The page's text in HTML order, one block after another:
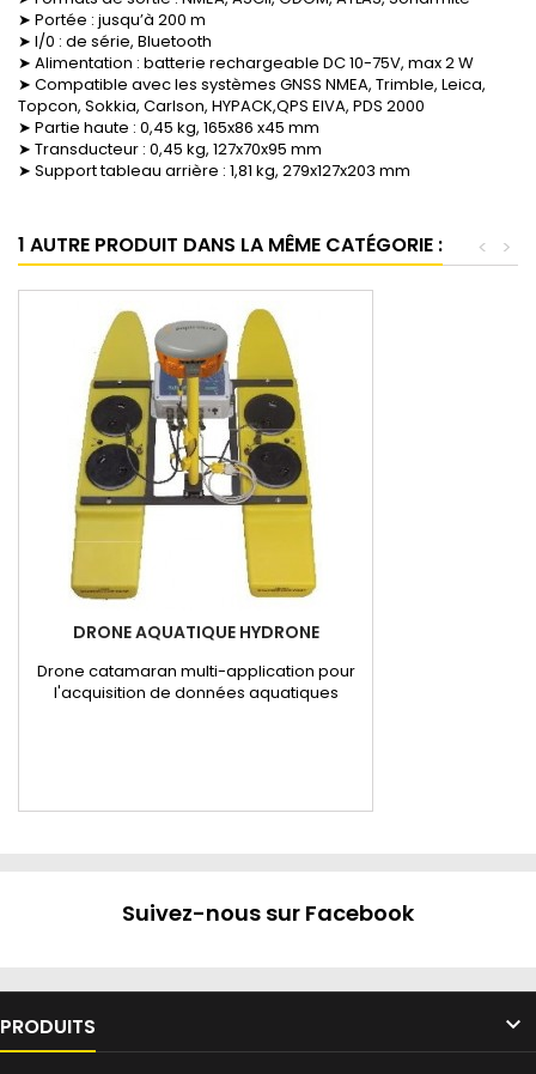
➤ Portée : jusqu’à 200 m
➤ I/0 : de série, Bluetooth
➤ Alimentation : batterie rechargeable DC 10-75V, max 2 W
➤ Compatible avec les systèmes GNSS NMEA, Trimble, Leica,
Topcon, Sokkia, Carlson, HYPACK,QPS EIVA, PDS 2000
➤ Partie haute : 0,45 kg, 165x86 x45 mm
➤ Transducteur : 0,45 kg, 127x70x95 mm
➤ Support tableau arrière : 1,81 kg, 279x127x203 mm
1 AUTRE PRODUIT DANS LA MÊME CATÉGORIE : >
<
DRONE AQUATIQUE HYDRONE
Drone catamaran multi-application pour
l'acquisition de données aquatiques
Suivez-nous sur Facebook
PRODUITS 